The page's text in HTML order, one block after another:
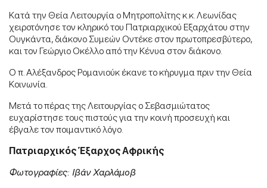
Κατά την Θεία Λειτουργία ο Μητροπολίτης κ.κ. Λεωνίδας
χειροτόνησε τον κληρικό του Πατριαρχικού Εξαρχάτου στην
Ουγκάντα, διάκονο Συμεών Οντέκε στον πρωτοπρεσβύτερο,
και τον Γεώργιο Οκέλλο από την Κένυα στον διάκονο.
Ο π. Αλέξανδρος Ρομανιούκ έκανε το κήρυγμα πριν την Θεία
Κοινωνία.
Μετά το πέρας της Λειτουργίας ο Σεβασμιώτατος
ευχαρίστησε τους πιστούς για την κοινή προσευχή και
έβγαλε τον ποιμαντικό λόγο.
Πατριαρχικός Έξαρχος Αφρικής
Φωτογραφίες: Ιβάν Χαρλάμοβ